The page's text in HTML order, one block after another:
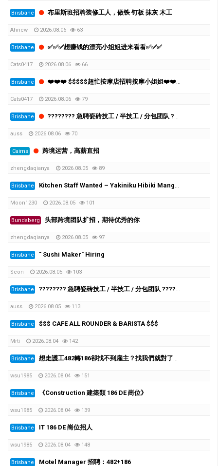
Brisbane 布里斯班招聘装修工人，做铁 钉板 抹灰 木工
Ahnew 2026.08.06 63
Brisbane ✅✅✅想赚钱的漂亮小姐姐进来看看✅✅✅
Cats0417 2026.08.06 66
Brisbane ❤️❤️❤️ $$$$$超忙按摩店招聘按摩小姐姐❤️❤️❤️
Cats0417 2026.08.06 79
Brisbane ???????? 急聘瓷砖技工 / 半技工 / 分包团队 ????????
auss 2026.08.06 70
Cairns 跨境运营，高薪直招
zhengdaqianya 2026.08.05 89
Brisbane Kitchen Staff Wanted – Yakiniku Hibiki Mango Hill
Moon1230 2026.08.05 101
Bundaberg 头部跨境团队扩招，期待优秀的你
zhengdaqianya 2026.08.05 97
Brisbane " Sushi Maker" Hiring
Seon 2026.08.05 103
Brisbane ???????? 急聘瓷砖技工 / 半技工 / 分包团队 ????????
auss 2026.08.05 113
Brisbane $$$ CAFE ALL ROUNDER & BARISTA $$$
Mrti 2026.08.04 142
Brisbane 想走護工482轉186卻找不到雇主？找我們就對了。我們是QLD最大的養老院雇主
wsu1985 2026.08.04 151
Brisbane 《Construction 建築類 186 DE 崗位》
wsu1985 2026.08.04 139
Brisbane IT 186 DE 崗位招人
wsu1985 2026.08.04 148
Brisbane Motel Manager 招聘：482+186